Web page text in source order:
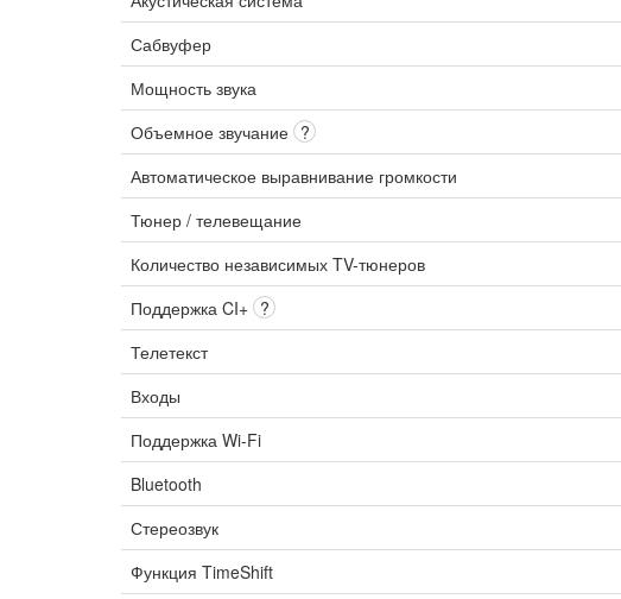
Сабвуфер
Мощность звука
Объемное звучание ?
Автоматическое выравнивание громкости
Тюнер / телевещание
Количество независимых TV-тюнеров
Поддержка CI+ ?
Телетекст
Входы
Поддержка Wi-Fi
Bluetooth
Стереозвук
Функция TimeShift